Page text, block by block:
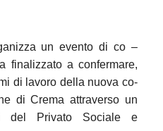
un evento di co –
finalizzato a confermare,
di lavoro della nuova co-
di Crema attraverso un
del Privato Sociale e